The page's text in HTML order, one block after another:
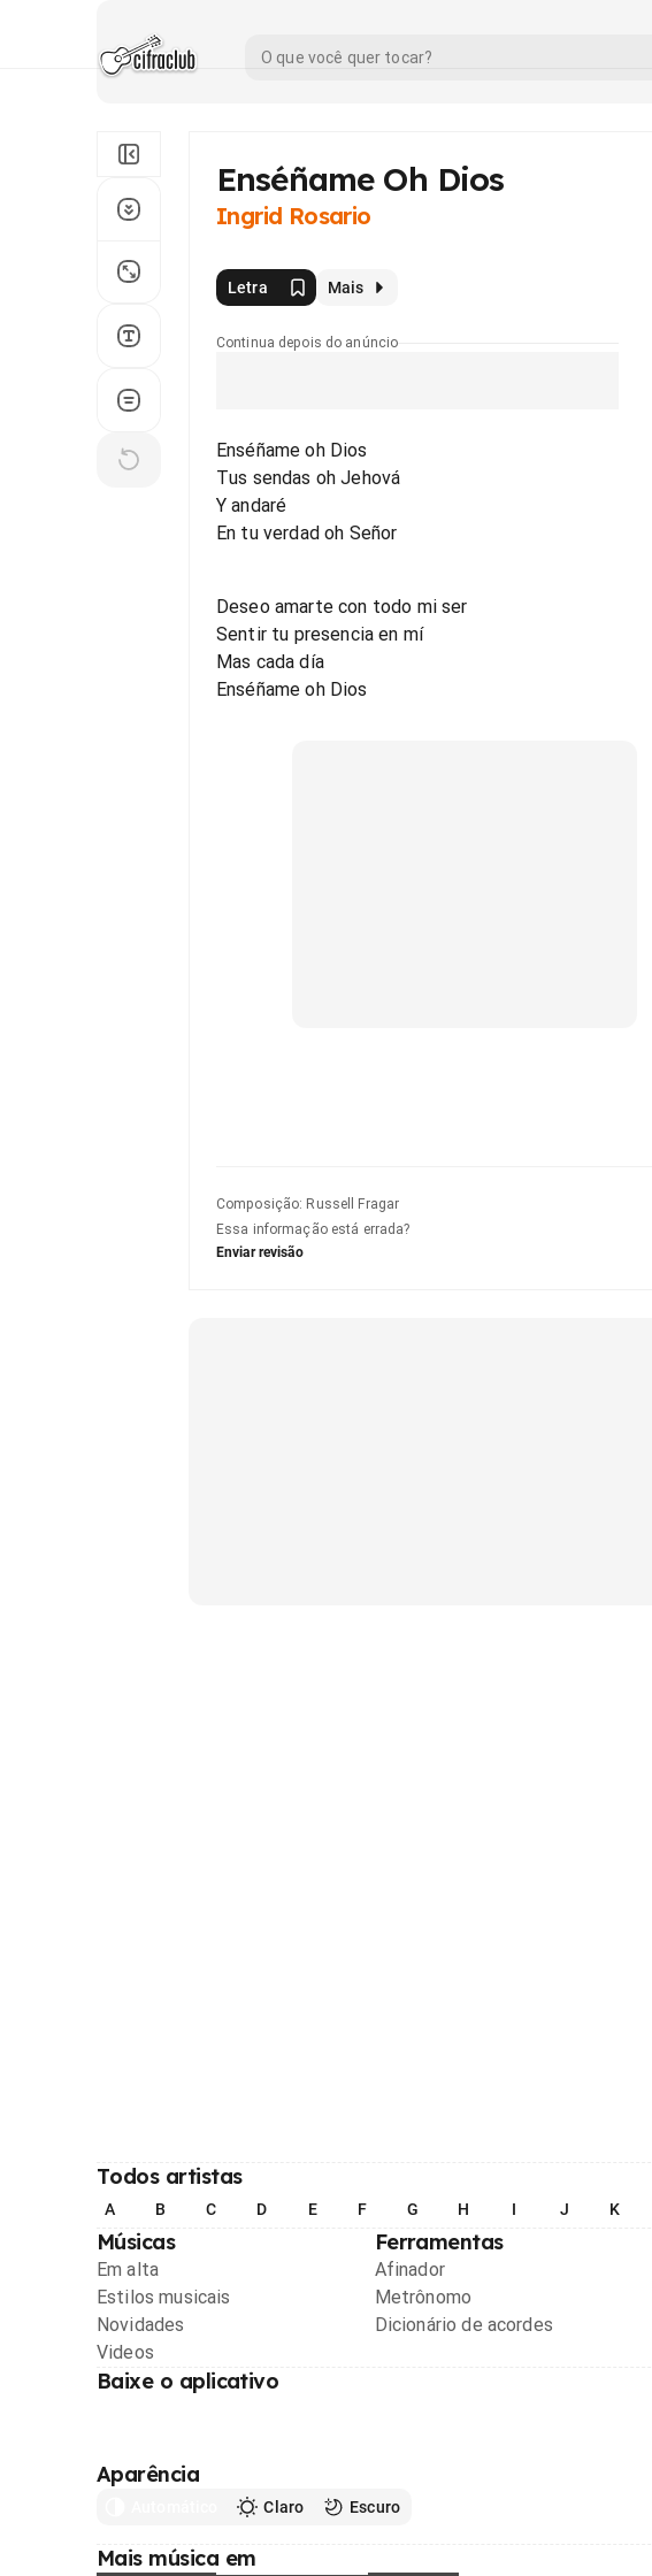
Enséñame Oh Dios
Ingrid Rosario
Letra Mais
Continua depois do anúncio
Enséñame oh Dios
Tus sendas oh Jehová
Y andaré
En tu verdad oh Señor
Deseo amarte con todo mi ser
Sentir tu presencia en mí
Mas cada día
Enséñame oh Dios
Composição: Russell Fragar
Essa informação está errada?
Enviar revisão
Todos artistas
A B C D E F G H I J K
Músicas
Em alta
Estilos musicais
Novidades
Videos
Ferramentas
Afinador
Metrônomo
Dicionário de acordes
Baixe o aplicativo
Aparência
Claro Escuro
Mais música em